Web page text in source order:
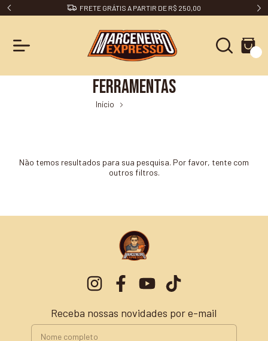
FRETE GRÁTIS A PARTIR DE R$ 250,00
Ferramentas
Início
Não temos resultados para sua pesquisa. Por favor, tente com
outros filtros.
Receba nossas novidades por e-mail